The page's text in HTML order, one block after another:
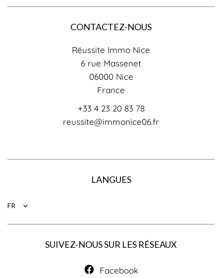
CONTACTEZ-NOUS
Réussite Immo Nice
6 rue Massenet
06000Nice
France
+33 4 23 20 83 78
reussite@immonice06.fr
LANGUES
FR
SUIVEZ-NOUS SUR LES RÉSEAUX
Facebook